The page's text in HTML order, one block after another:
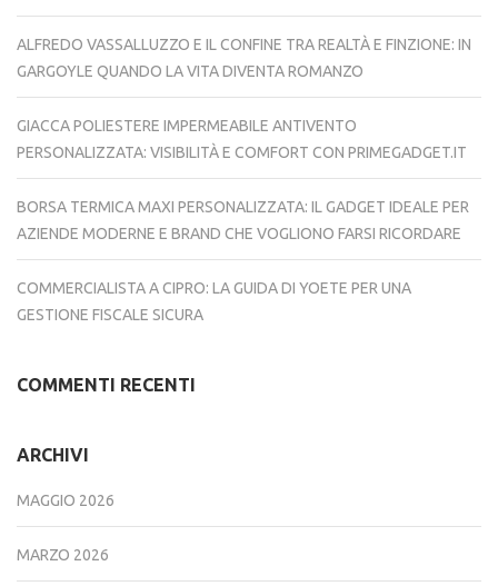
ALFREDO VASSALLUZZO E IL CONFINE TRA REALTÀ E FINZIONE: IN
GARGOYLE QUANDO LA VITA DIVENTA ROMANZO
GIACCA POLIESTERE IMPERMEABILE ANTIVENTO
PERSONALIZZATA: VISIBILITÀ E COMFORT CON PRIMEGADGET.IT
BORSA TERMICA MAXI PERSONALIZZATA: IL GADGET IDEALE PER
AZIENDE MODERNE E BRAND CHE VOGLIONO FARSI RICORDARE
COMMERCIALISTA A CIPRO: LA GUIDA DI YOETE PER UNA
GESTIONE FISCALE SICURA
COMMENTI RECENTI
ARCHIVI
MAGGIO 2026
MARZO 2026